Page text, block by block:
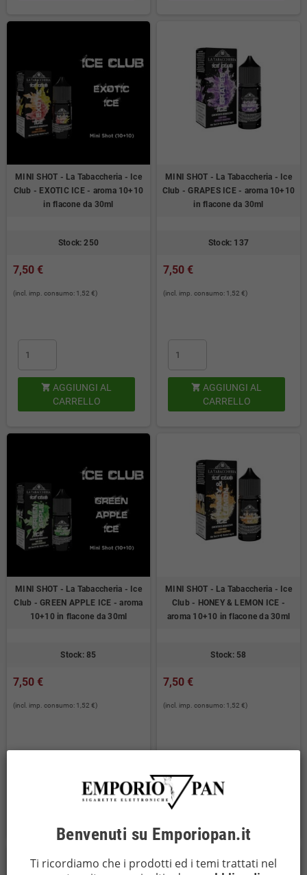
MINI SHOT - La Tabaccheria - Ice
Club - EXOTIC ICE - aroma 10+10
in flacone da 30ml
Stock: 250
7,50 €
(incl. imp. consumo: 1,52 €)
 AGGIUNGI AL
CARRELLO
MINI SHOT - La Tabaccheria - Ice
Club - GRAPES ICE - aroma 10+10
in flacone da 30ml
Stock: 137
7,50 €
(incl. imp. consumo: 1,52 €)
 AGGIUNGI AL
CARRELLO
MINI SHOT - La Tabaccheria - Ice
Club - GREEN APPLE ICE - aroma
10+10 in flacone da 30ml
Stock: 85
7,50 €
(incl. imp. consumo: 1,52 €)
AGGIUNGI AL
MINI SHOT - La Tabaccheria - Ice
Club - HONEY & LEMON ICE -
aroma 10+10 in flacone da 30ml
Stock: 58
7,50 €
(incl. imp. consumo: 1,52 €)
Benvenuti su Emporiopan.it
Ti ricordiamo che i prodotti ed i temi trattati nel